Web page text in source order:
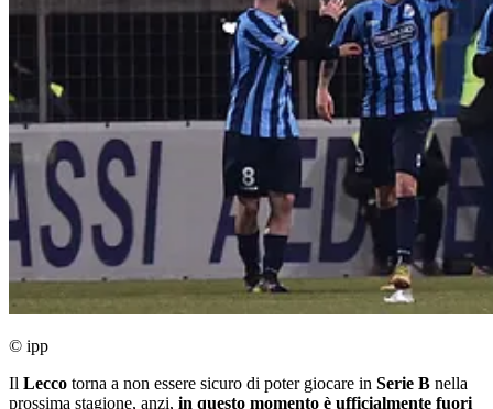
© ipp
Il Lecco torna a non essere sicuro di poter giocare in Serie B nella
prossima stagione, anzi, in questo momento è ufficialmente fuori